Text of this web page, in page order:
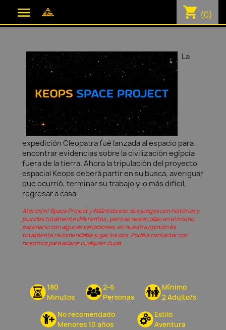
 shopping_cart (0)
La
expedición Cleopatra fué lanzada al espacio para
encontrar evidencias sobre la civilización egípcia
fuera de la tierra. Ahora la tripulación del proyecto
espacial Keops deberá partir en su busca, averiguar
que ocurrió, terminar su trabajo y lo más difícil,
regresar a casa.
Atención! Space Project y Atlántida son dos juegos con histórias y
puzzles totalmente diferentes , pero se desarrollan en el mismo
escenario con algunas variaciones, en nuestra opinión és
totalmente recomendable jugar los dos. Podéis contactar con
nosotros para aclarar cualquier duda
180
Minutos
2-6
Personas
Mínimo
2 Adulto/s
No recomendado
Menores 10 años
Estilo
Aventura